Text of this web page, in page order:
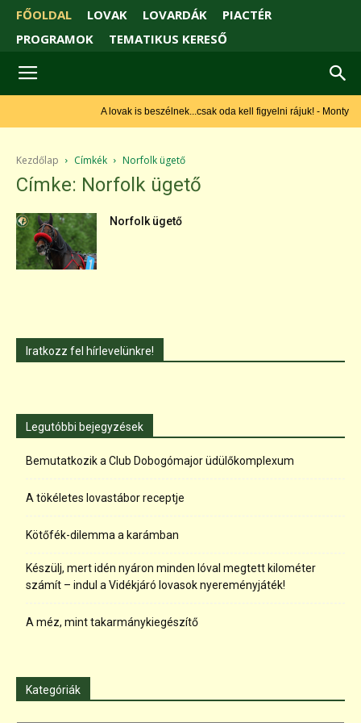
FŐOLDAL LOVAK LOVARDÁK
PIACTÉR
PROGRAMOK
TEMATIKUS KERESŐ
A lovak is beszélnek...csak oda kell figyelni rájuk! - Monty
Kezdőlap Címkék Norfolk ügető
Címke: Norfolk ügető
Norfolk ügető
Iratkozz fel hírlevelünkre!
Legutóbbi bejegyzések
Bemutatkozik a Club Dobogómajor üdülőkomplexum
A tökéletes lovastábor receptje
Kötőfék-dilemma a karámban
Készülj, mert idén nyáron minden lóval megtett kilométer
számít – indul a Vidékjáró lovasok nyereményjáték!
A méz, mint takarmánykiegészítő
Kategóriák